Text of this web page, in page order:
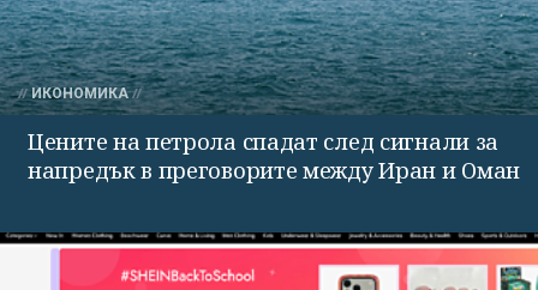
ИКОНОМИКА
Цените на петрола спадат след сигнали за
напредък в преговорите между Иран и Оман